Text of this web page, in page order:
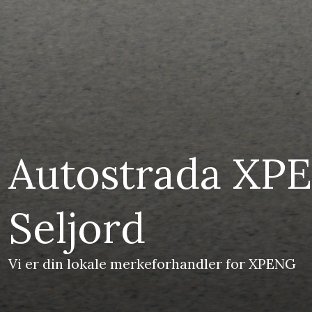
Autostrada
Seljord
Vi er din lokale merkeforhandler for XPENG